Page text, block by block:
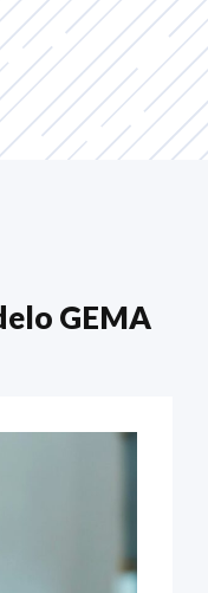
GEMA